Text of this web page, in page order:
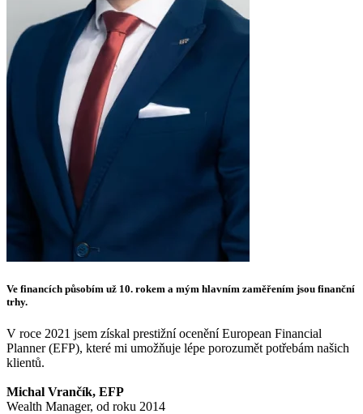
Ve financích působím už 10. rokem a mým hlavním zaměřením jsou finanční
trhy.
V roce 2021 jsem získal prestižní ocenění European Financial
Planner (EFP), které mi umožňuje lépe porozumět potřebám našich
klientů.
Michal Vrančík, EFP
Wealth Manager, od roku 2014